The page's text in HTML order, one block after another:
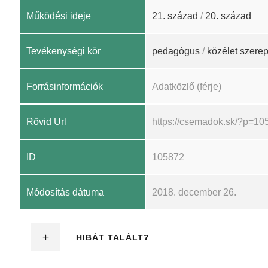
Működési ideje 21. század / 20. század
Tevékenységi kör pedagógus / közélet
Forrásinformációk Adatközlő (férje)
Rövid Url https://csemadok.sk/
ID 105872
Módosítás dátuma 2018. december 26.
HIBÁT TALÁLT?